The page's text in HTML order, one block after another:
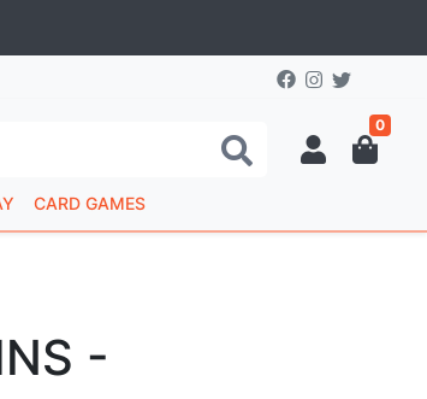
0
CARD GAMES
-